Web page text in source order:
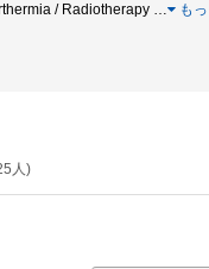
/ Radiotherapy …
もっ
人)